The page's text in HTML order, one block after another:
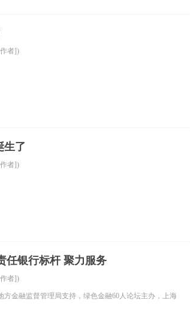
者])
生了
者])
任银行标杆 聚力服务
者])
方金融监督管理局支持，绿色金融60人论坛主办，上海